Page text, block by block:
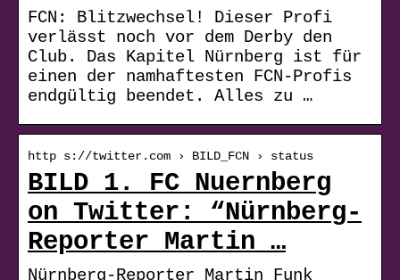
FCN: Blitzwechsel! Dieser Profi
verlässt noch vor dem Derby den
Club. Das Kapitel Nürnberg ist für
einen der namhaftesten FCN-Profis
endgültig beendet. Alles zu …
http s://twitter.com › BILD_FCN › status
BILD 1. FC Nuernberg
on Twitter: “Nürnberg-
Reporter Martin …
Nürnberg-Reporter Martin Funk